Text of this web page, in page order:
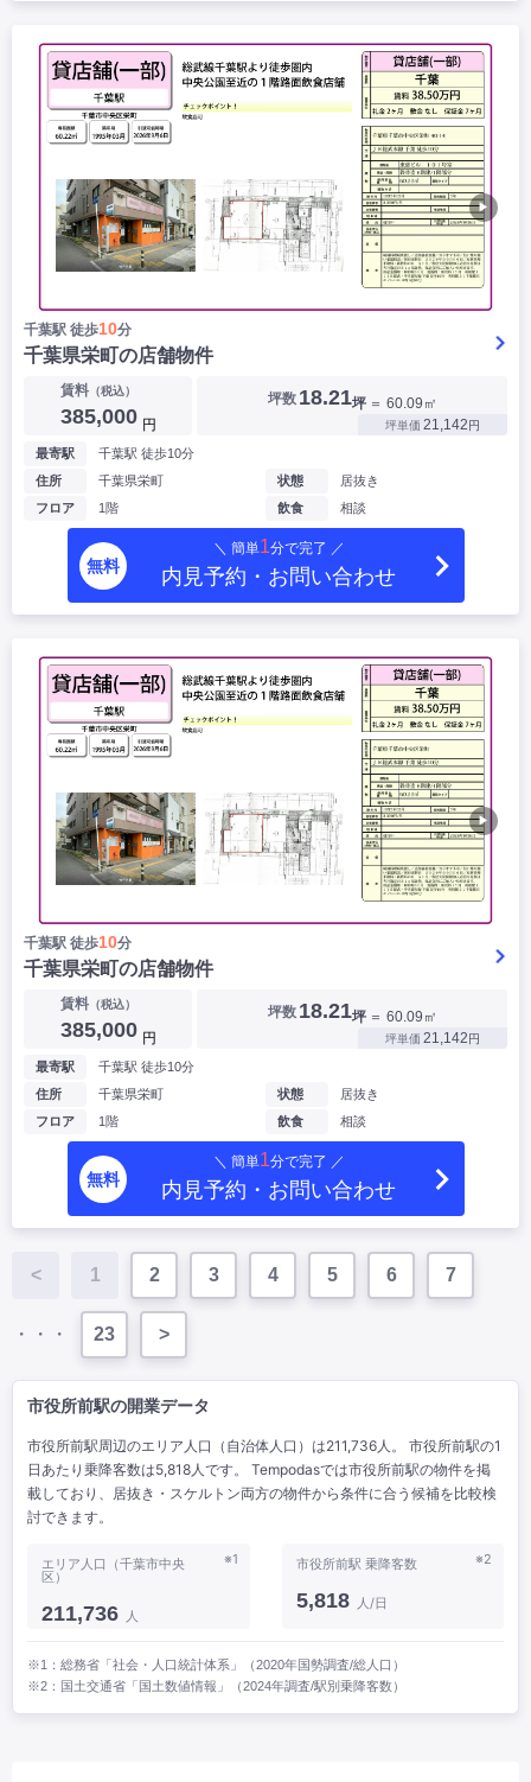
▶
千葉駅 徒歩10分
千葉県栄町の店舗物件
賃料（税込）
385,000 円
坪数 18.21坪 ＝ 60.09㎡
坪単価 21,142円
最寄駅
千葉駅 徒歩10分
住所
千葉県栄町
フロア
1階
状態
居抜き
飲食
相談
無料
＼ 簡単1分で完了 ／
内見予約・お問い合わせ
▶
千葉駅 徒歩10分
千葉県栄町の店舗物件
賃料（税込）
385,000 円
坪数 18.21坪 ＝ 60.09㎡
坪単価 21,142円
最寄駅
千葉駅 徒歩10分
住所
千葉県栄町
フロア
1階
状態
居抜き
飲食
相談
無料
＼ 簡単1分で完了 ／
内見予約・お問い合わせ
< 1 2 3 4 5 6 7
・・・ 23 >
市役所前駅の開業データ
市役所前駅周辺のエリア人口（自治体人口）は211,736人。 市役所前駅の1
日あたり乗降客数は5,818人です。 Tempodasでは市役所前駅の物件を掲
載しており、居抜き・スケルトン両方の物件から条件に合う候補を比較検
討できます。
※1
エリア人口（千葉市中央
区）
211,736 人
※2
市役所前駅 乗降客数
5,818 人/日
※1：総務省「社会・人口統計体系」（2020年国勢調査/総人口）
※2：国土交通省「国土数値情報」（2024年調査/駅別乗降客数）